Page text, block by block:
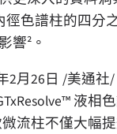
徑色譜柱的四
響²。
2月26日 /美通社
液相
流柱不僅大幅